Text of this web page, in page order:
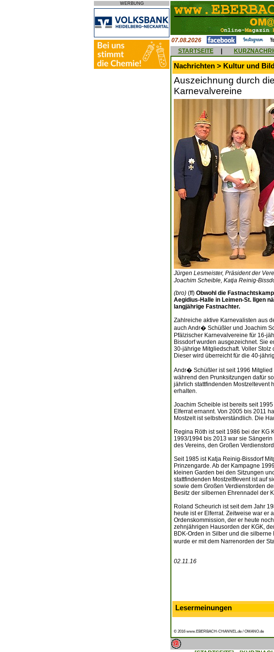
WERBUNG
07.08.2026
STARTSEITE
Nachrichten > Kultur und
Auszeichnung durch
Karnevalvereine
Jürgen Lesmeister, Präsident der
Joachim Scheible, Katja Reinig-
(bro) (ff) Obwohl die
Aegidius-Halle in Leimen-St. Ilgen
langjährige Fastnachter.
Zahlreiche aktive Karnevalisten aus
auch Andr� Schüßler und Joachim
Pfälzischer Karnevalvereine für 16-
Bissdorf wurden ausgezeichnet. Sie
30-jährige Mitgliedschaft. Voller
Dieser wird überreicht für die 40-
Andr� Schüßler ist seit 1996 Mitglied
während den Prunksitzungen dafür
jährlich stattfindenden Mostzeltevent
erhalten.
Joachim Scheible ist bereits seit
Elferrat ernannt. Von 2005 bis 2011
Mostzelt ist selbstverständlich. Die
Regina Röth ist seit 1986 bei der KG
1993/1994 bis 2013 war sie
des Vereins, den Großen
Seit 1985 ist Katja Reinig-Bissdorf
Prinzengarde. Ab der Kampagne
kleinen Garden bei den Sitzungen
stattfindenden Mostzeltfevent ist auf
sowie dem Großen Verdienstorden
Besitz der silbernen Ehrennadel der
Roland Scheurich ist seit dem Jahr
heute ist er Elferrat. Zeitweise war er
Ordenskommission, der er heute
zehnjährigen Hausorden der KGK,
BDK-Orden in Silber und die
wurde er mit dem Narrenorden der
02.11.16
Lesermeinungen
© 2016 www.EBERBACH-CHANNEL.de / OMANO.de